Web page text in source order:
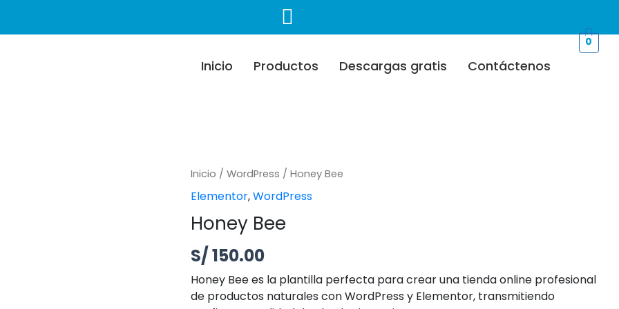
Inicio Productos Descargas gratis Contáctenos
0
Inicio /WordPress / Honey Bee
Elementor,WordPress
Honey Bee
S/150.00
Honey Bee es la plantilla perfecta para crear una tienda online profesional
de productos naturales con WordPress y Elementor, transmitiendo
Honey Bee cantidad